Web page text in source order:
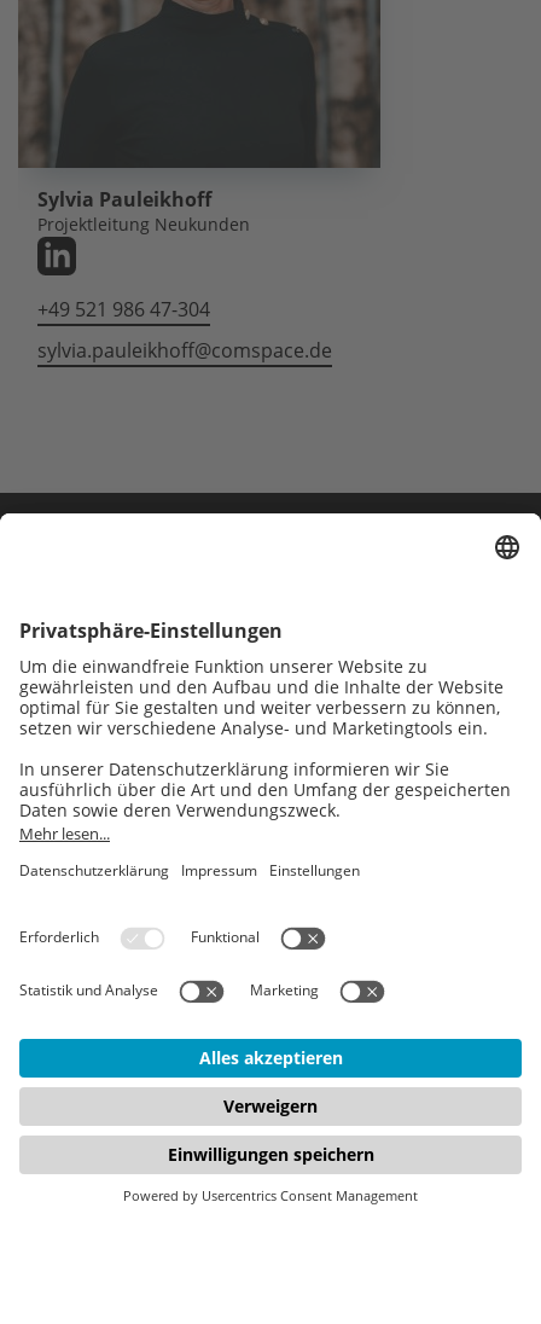
Sylvia Pauleikhoff
Projektleitung Neukunden
+49 521 986 47-304
sylvia.pauleikhoff@comspace.de
Unternehmen brauchen
starke digitale Lösungen.
Wir entwickeln sie.
Fokus
Wer wir sind
Composable
Digitale
Barrierefreiheit
Digital
Consulting
Social
Instagram
Rechtliches